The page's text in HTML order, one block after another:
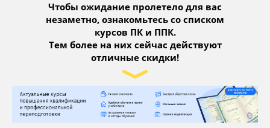
Чтобы ожидание пролетело для вас
незаметно, ознакомьтесь со списком
курсов ПК и ППК.
Тем более на них сейчас действуют
отличные скидки!